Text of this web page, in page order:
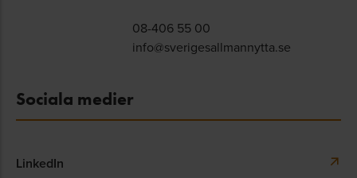
08-406 55 00
info@sverigesallmannytta.se
Sociala medier
LinkedIn